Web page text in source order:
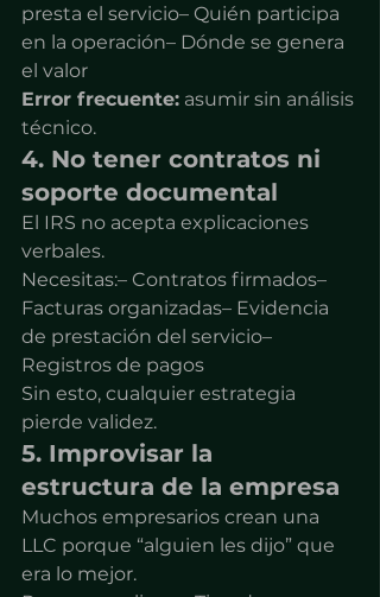
presta el servicio– Quién participa
en la operación– Dónde se genera
el valor
Error frecuente: asumir sin análisis
técnico.
4. No tener contratos ni
soporte documental
El IRS no acepta explicaciones
verbales.
Necesitas:– Contratos firmados–
Facturas organizadas– Evidencia
de prestación del servicio–
Registros de pagos
Sin esto, cualquier estrategia
pierde validez.
5. Improvisar la
estructura de la empresa
Muchos empresarios crean una
LLC porque “alguien les dijo” que
era lo mejor.